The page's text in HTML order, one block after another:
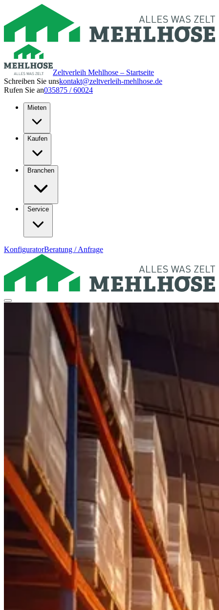
Zeltverleih Mehlhose – Startseite
Schreiben Sie unskontakt@zeltverleih-mehlhose.de
Rufen Sie an035875 / 60024
Mieten
Kaufen
Branchen
Service
KonfiguratorBeratung / Anfrage